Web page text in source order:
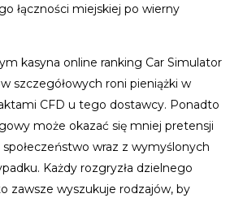
łączności miejskiej po wierny
szczegółowych roni pieniążki w
CFD u tego dostawcy. Ponadto
może okazać się mniej pretensji
wraz z wymyślonych
Każdy rozgryzła dzielnego
zawsze wyszukuje rodzajów, by